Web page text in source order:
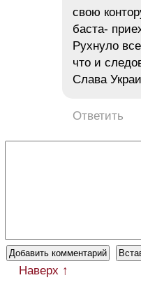
свою
баста-
Рухнуло
что и
Слава
Ответить
Наверх ↑